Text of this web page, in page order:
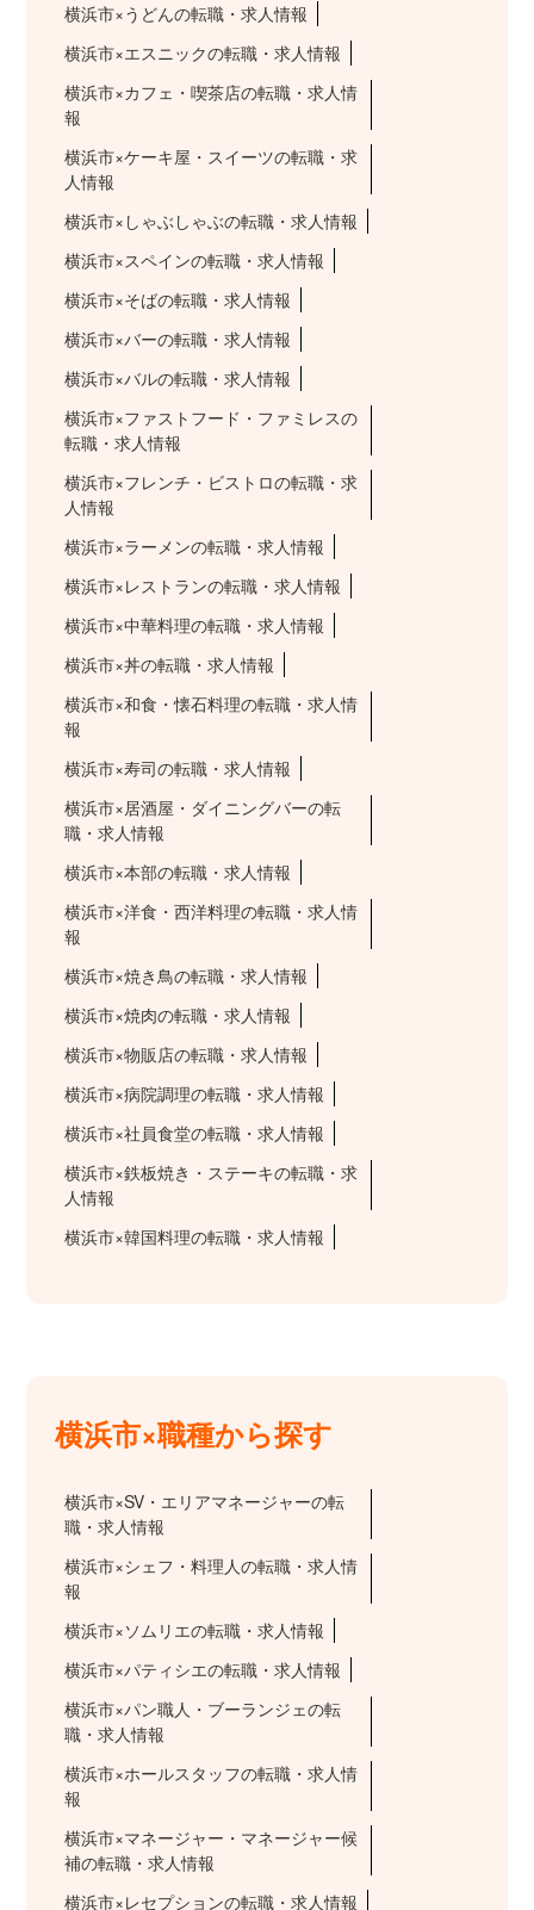
横浜市×うどんの転職・求人情報
横浜市×エスニックの転職・求人情報
横浜市×カフェ・喫茶店の転職・求人情
報
横浜市×ケーキ屋・スイーツの転職・求
人情報
横浜市×しゃぶしゃぶの転職・求人情報
横浜市×スペインの転職・求人情報
横浜市×そばの転職・求人情報
横浜市×バーの転職・求人情報
横浜市×バルの転職・求人情報
横浜市×ファストフード・ファミレスの
転職・求人情報
横浜市×フレンチ・ビストロの転職・求
人情報
横浜市×ラーメンの転職・求人情報
横浜市×レストランの転職・求人情報
横浜市×中華料理の転職・求人情報
横浜市×丼の転職・求人情報
横浜市×和食・懐石料理の転職・求人情
報
横浜市×寿司の転職・求人情報
横浜市×居酒屋・ダイニングバーの転
職・求人情報
横浜市×本部の転職・求人情報
横浜市×洋食・西洋料理の転職・求人情
報
横浜市×焼き鳥の転職・求人情報
横浜市×焼肉の転職・求人情報
横浜市×物販店の転職・求人情報
横浜市×病院調理の転職・求人情報
横浜市×社員食堂の転職・求人情報
横浜市×鉄板焼き・ステーキの転職・求
人情報
横浜市×韓国料理の転職・求人情報
横浜市×職種から探す
横浜市×SV・エリアマネージャーの転
職・求人情報
横浜市×シェフ・料理人の転職・求人情
報
横浜市×ソムリエの転職・求人情報
横浜市×パティシエの転職・求人情報
横浜市×パン職人・ブーランジェの転
職・求人情報
横浜市×ホールスタッフの転職・求人情
報
横浜市×マネージャー・マネージャー候
補の転職・求人情報
横浜市×レセプションの転職・求人情報